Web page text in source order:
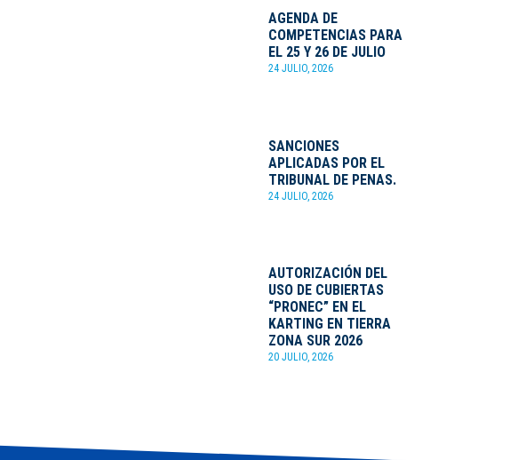
AGENDA DE
COMPETENCIAS PARA
EL 25 Y 26 DE JULIO
24 JULIO, 2026
SANCIONES
APLICADAS POR EL
TRIBUNAL DE PENAS.
24 JULIO, 2026
AUTORIZACIÓN DEL
USO DE CUBIERTAS
“PRONEC” EN EL
KARTING EN TIERRA
ZONA SUR 2026
20 JULIO, 2026